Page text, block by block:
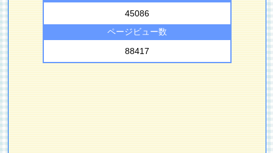
45086
ページビュー数
88417